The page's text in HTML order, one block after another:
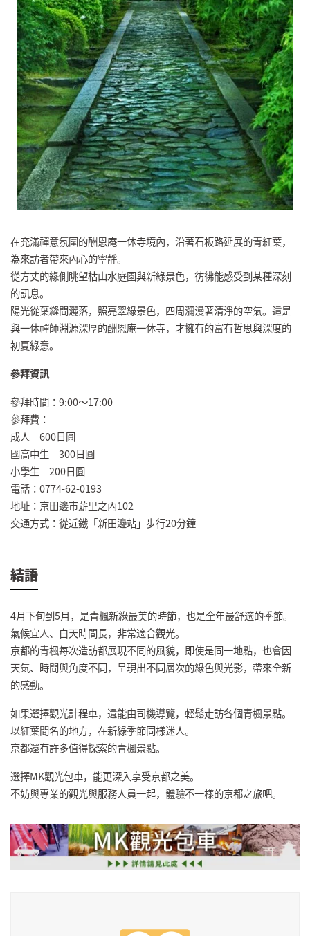
在充滿禪意氛圍的酬恩庵一休寺境內，沿著石板路延展的青紅葉，
為來訪者帶來內心的寧靜。
從方丈的緣側眺望枯山水庭園與新綠景色，彷彿能感受到某種深刻
的訊息。
陽光從葉縫間灑落，照亮翠綠景色，四周瀰漫著清淨的空氣。這是
與一休禪師淵源深厚的酬恩庵一休寺，才擁有的富有哲思與深度的
初夏綠意。
參拜資訊
參拜時間：9:00～17:00
參拜費：
成人 600日圓
國高中生 300日圓
小學生 200日圓
電話：0774-62-0193
地址：京田邊市薪里之內102
交通方式：從近鐵「新田邊站」步行20分鐘
結語
4月下旬到5月，是青楓新綠最美的時節，也是全年最舒適的季節。
氣候宜人、白天時間長，非常適合觀光。
京都的青楓每次造訪都展現不同的風貌，即使是同一地點，也會因
天氣、時間與角度不同，呈現出不同層次的綠色與光影，帶來全新
的感動。
如果選擇觀光計程車，還能由司機導覽，輕鬆走訪各個青楓景點。
以紅葉聞名的地方，在新綠季節同樣迷人。
京都還有許多值得探索的青楓景點。
選擇MK觀光包車，能更深入享受京都之美。
不妨與專業的觀光與服務人員一起，體驗不一樣的京都之旅吧。